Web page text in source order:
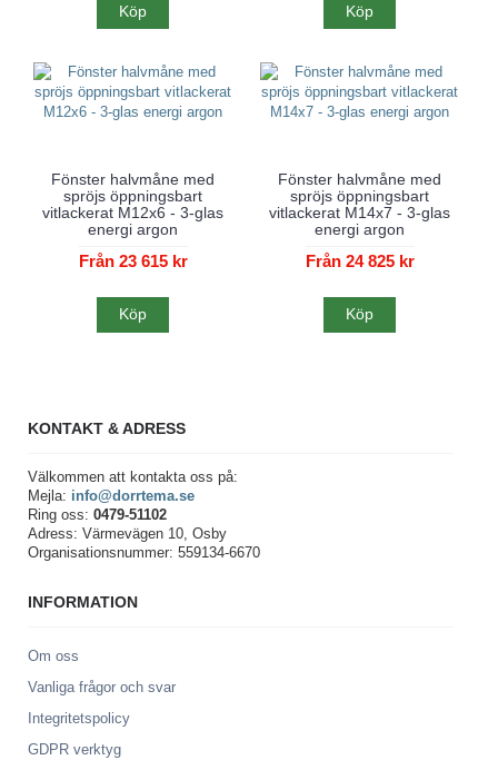
Köp Köp
Fönster halvmåne med
spröjs öppningsbart
vitlackerat M12x6 - 3-glas
energi argon
Från 23 615 kr
Köp
Fönster halvmåne med
spröjs öppningsbart
vitlackerat M14x7 - 3-glas
energi argon
Från 24 825 kr
Köp
KONTAKT & ADRESS
Välkommen att kontakta oss på:
Mejla: info@dorrtema.se
Ring oss: 0479-51102
Adress: Värmevägen 10, Osby
Organisationsnummer: 559134-6670
INFORMATION
Om oss
Vanliga frågor och svar
Integritetspolicy
GDPR verktyg